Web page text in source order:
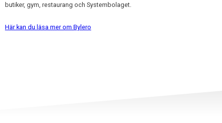
butiker, gym, restaurang och Systembolaget.
Här kan du läsa mer om Bylero